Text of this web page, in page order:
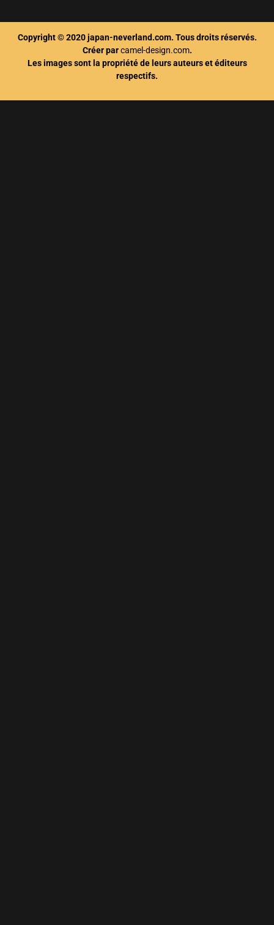
Copyright © 2020 japan-neverland.com. Tous droits réservés.
Créer parcamel-design.com.
Les images sont la propriété de leurs auteurs et éditeurs
respectifs.